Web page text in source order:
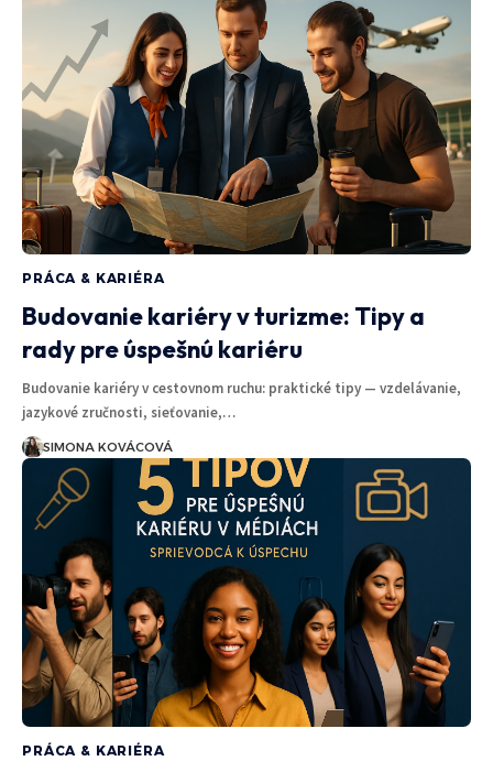
PRÁCA & KARIÉRA
Budovanie kariéry v turizme: Tipy a
rady pre úspešnú kariéru
Budovanie kariéry v cestovnom ruchu: praktické tipy — vzdelávanie,
jazykové zručnosti, sieťovanie,…
SIMONA KOVÁCOVÁ
PRÁCA & KARIÉRA